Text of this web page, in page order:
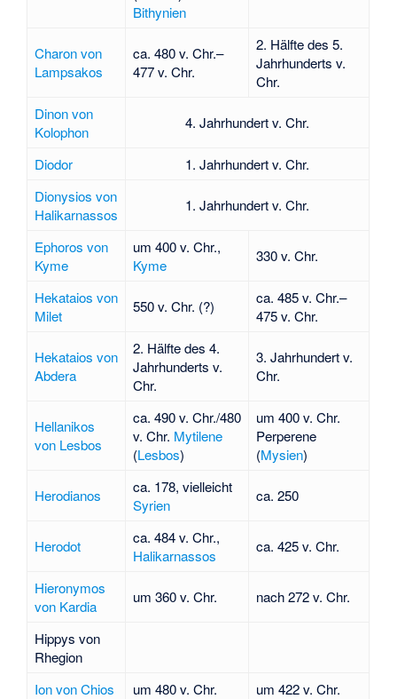
Bithynien
Charon von
Lampsakos
ca. 480 v. Chr.–
477 v. Chr.
2. Hälfte des 5.
Jahrhunderts v.
Chr.
Dinon von
Kolophon
4. Jahrhundert v. Chr.
Diodor
1. Jahrhundert v. Chr.
Dionysios von
Halikarnassos
1. Jahrhundert v. Chr.
Ephoros von
Kyme
um 400 v. Chr.,
Kyme
330 v. Chr.
Hekataios von
Milet
550 v. Chr. (?)
ca. 485 v. Chr.–
475 v. Chr.
Hekataios von
Abdera
2. Hälfte des 4.
Jahrhunderts v.
Chr.
3. Jahrhundert v.
Chr.
Hellanikos
von Lesbos
ca. 490 v. Chr./480
v. Chr. Mytilene
(Lesbos)
um 400 v. Chr.
Perperene
(Mysien)
Herodianos
ca. 178, vielleicht
Syrien
ca. 250
Herodot
ca. 484 v. Chr.,
Halikarnassos
ca. 425 v. Chr.
Hieronymos
von Kardia
um 360 v. Chr. nach 272 v. Chr.
Hippys von
Rhegion
Ion von Chios
um 480 v. Chr.
um 422 v. Chr.